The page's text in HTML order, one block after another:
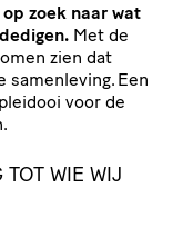
zoek naar wat
Met de
zien dat
samenleving. Een
voor de
TOT WIE WIJ